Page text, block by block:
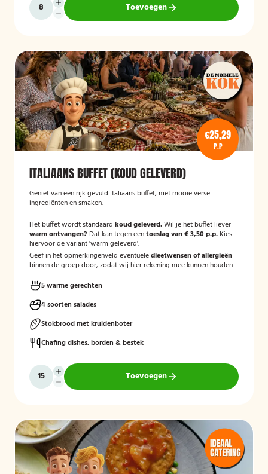
Toevoegen
€25,29
P.P
ITALIAANS BUFFET (KOUD GELEVERD)
Geniet van een rijk gevuld Italiaans buffet, met mooie verse
ingrediënten en smaken.
Het buffet wordt standaard koud geleverd.Wil je het buffet liever
warm ontvangen? Dat kan tegen eentoeslag van € 3,50 p.p. Kies
hiervoor de variant 'warm geleverd'.
Geef in het opmerkingenveld eventueledieetwensen of allergieën
binnen de groep door, zodat wij hier rekening mee kunnen houden.
5 warme gerechten
4 soorten salades
Stokbrood met kruidenboter
Chafing dishes, borden & bestek
Toevoegen